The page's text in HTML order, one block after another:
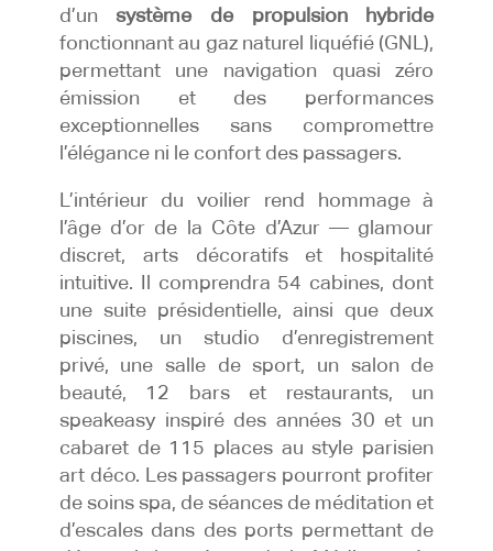
d’unsystème de propulsion hybride
fonctionnant au gaz naturel liquéfié (GNL),
permettant une navigation quasi zéro
émission et des performances
exceptionnelles sans compromettre
l’élégance ni le confort des passagers.
L’intérieur du voilier rend hommage à
l’âge d’or de la Côte d’Azur — glamour
discret, arts décoratifs et hospitalité
intuitive. Il comprendra 54 cabines, dont
une suite présidentielle, ainsi que deux
piscines, un studio d’enregistrement
privé, une salle de sport, un salon de
beauté, 12 bars et restaurants, un
speakeasy inspiré des années 30 et un
cabaret de 115 places au style parisien
art déco. Les passagers pourront profiter
de soins spa, de séances de méditation et
d’escales dans des ports permettant de